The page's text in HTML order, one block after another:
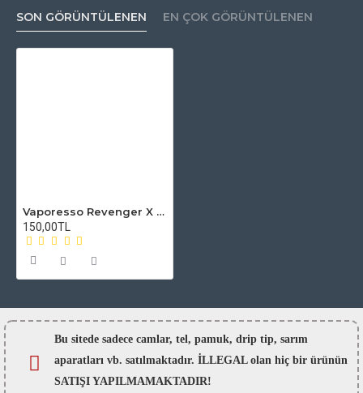
SON GÖRÜNTÜLENEN EN ÇOK GÖRÜNTÜLENEN
Vaporesso Revenger X - NRG Tank Atomizer Camı
150,00TL
Bu sitede sadece camlar, tel, pamuk, drip tip, sarım
aparatları vb. satılmaktadır. İLLEGAL olan hiç bir ürünün
SATIŞI YAPILMAMAKTADIR!